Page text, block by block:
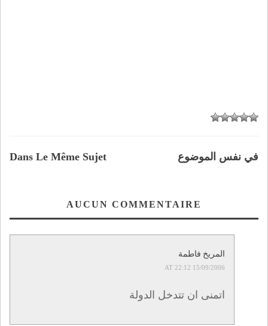
Dans Le Même Sujet في نفس الموضوع
AUCUN COMMENTAIRE
المريخ فاطمة
15/09/2006 AT 22:12
اتمنى ان تتدخل الدولة